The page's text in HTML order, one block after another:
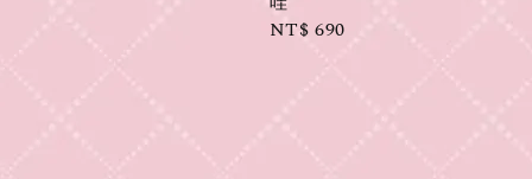
Regular
NT$ 690